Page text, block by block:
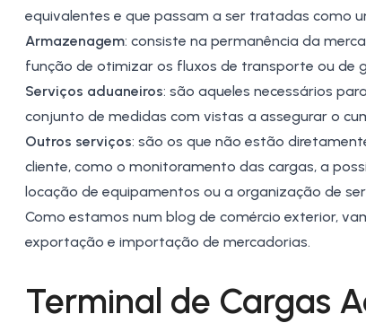
equivalentes e que passam a ser tratadas como
Armazenagem: consiste na permanência da
função de otimizar os fluxos de transporte ou de
Serviços aduaneiros: são aqueles necessários
conjunto de medidas com vistas a assegurar o
Outros serviços: são os que não estão
cliente, como o monitoramento das cargas, a
locação de equipamentos ou a organização de
Como estamos num blog de comércio exterior,
exportação e importação de mercadorias.
Terminal de Cargas